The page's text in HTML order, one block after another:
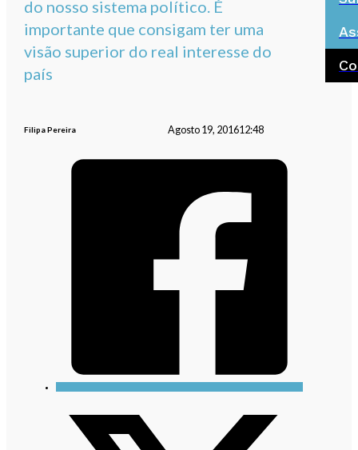
do nosso sistema político. É
importante que consigam ter uma
visão superior do real interesse do
país
Filipa Pereira Agosto 19, 201612:48